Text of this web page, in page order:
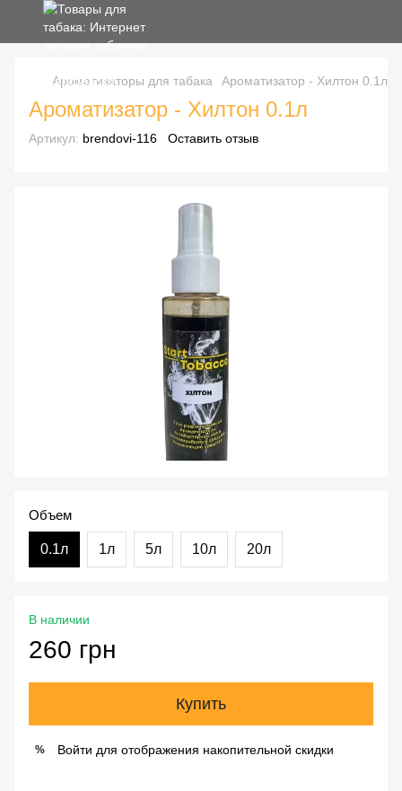
Ароматизаторы для табака Ароматизатор - Хилтон 0.1л
Ароматизатор - Хилтон 0.1л
Артикул: brendovi-116 Оставить отзыв
Объем
0.1л 1л 5л 10л 20л
В наличии
260 грн
Купить
% Войти для отображения накопительной скидки